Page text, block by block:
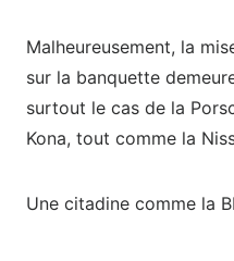
Malheureusement, la
sur la banquette
surtout le cas de la
Kona, tout comme la
Une citadine comme la